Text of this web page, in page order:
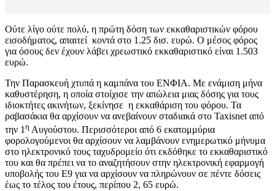
Ούτε λίγο ούτε πολύ, η πρώτη δόση των εκκαθαριστικών φόρου
εισοδήματος, απαιτεί κοντά στο 1.25 δισ. ευρώ. Ο μέσος φόρος
για όσους δεν έχουν λάβει χρεωστικό εκκαθαριστικό είναι 1.503
ευρώ.
Την Παρασκευή χτυπά η καμπάνα του ΕΝΦΙΑ. Με ενάμιση μήνα
καθυστέρηση, η οποία στοίχισε την απώλεια μιας δόσης για τους
ιδιοκτήτες ακινήτων, ξεκίνησε η εκκαθάριση του φόρου. Τα
ραβασάκια θα αρχίσουν να ανεβαίνουν σταδιακά στο Taxisnet από
την 1η Αυγούστου. Περισσότεροι από 6 εκατομμύρια
φορολογούμενοι θα αρχίσουν να λαμβάνουν ενημερωτικό μήνυμα
στο ηλεκτρονικό τους ταχυδρομείο ότι εκδόθηκε το εκκαθαριστικό
του και θα πρέπει να το αναζητήσουν στην ηλεκτρονική εφαρμογή
υποβολής του Ε9 για να αρχίσουν να πληρώνουν σε πέντε δόσεις
έως το τέλος του έτους, περίπου 2, 65 ευρώ.